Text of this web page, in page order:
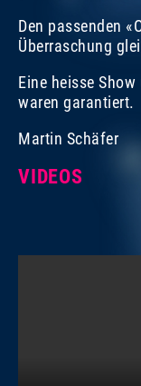
Den passenden
Überraschung
Eine heisse
waren garantiert.
Martin Schäfer
VIDEOS